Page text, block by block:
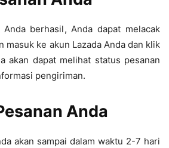
Anda berhasil, Anda dapat melacak
masuk ke akun Lazada Anda dan klik
akan dapat melihat status pesanan
pengiriman.
Anda
akan sampai dalam waktu 2-7 hari